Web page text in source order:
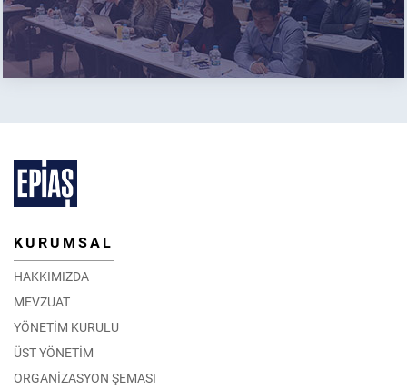
KURUMSAL
HAKKIMIZDA
MEVZUAT
YÖNETİM KURULU
ÜST YÖNETİM
ORGANİZASYON ŞEMASI